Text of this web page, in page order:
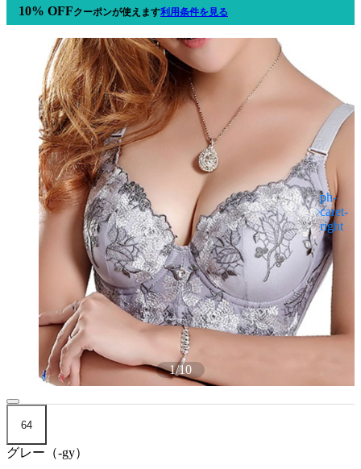
10% OFFクーポンが使えます利用条件を見る
1/10
64
グレー（-gy）